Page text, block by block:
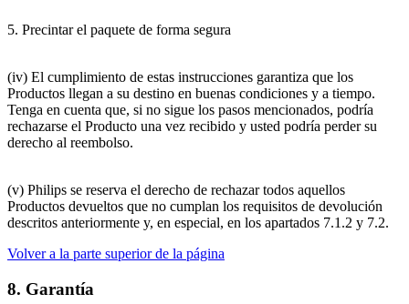
5. Precintar el paquete de forma segura
(iv) El cumplimiento de estas instrucciones garantiza que los
Productos llegan a su destino en buenas condiciones y a tiempo.
Tenga en cuenta que, si no sigue los pasos mencionados, podría
rechazarse el Producto una vez recibido y usted podría perder su
derecho al reembolso.
(v) Philips se reserva el derecho de rechazar todos aquellos
Productos devueltos que no cumplan los requisitos de devolución
descritos anteriormente y, en especial, en los apartados 7.1.2 y 7.2.
Volver a la parte superior de la página
8. Garantía